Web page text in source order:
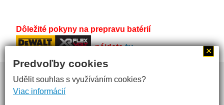
Dôležité pokyny na prepravu batérií
nájdete tu.
Webdesign , tvorba webových stránok na zakázku
Predvoľby cookies
Udělit souhlas s využíváním cookies?
Viac informácií
✕